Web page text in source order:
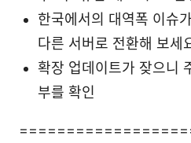
한국에서의 대역폭 이슈
다른 서버로 전환해 보세
확장 업데이트가 잦으니
부를 확인